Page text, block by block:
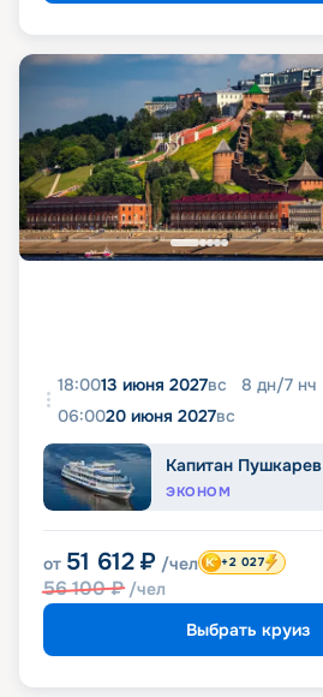
18:0013 июня 2027вс 8 дн/7 нч
06:0020 июня 2027вс
Капитан Пушкарев
ЭКОНОМ
от 51 612 ₽ /чел
56 100₽ /чел
+2 027
Выбрать круиз